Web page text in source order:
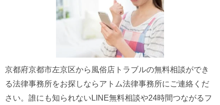
京都府京都市左京区から風俗店トラブルの無料相談ができ
る法律事務所をお探しならアトム法律事務所にご連絡くだ
さい。誰にも知られないLINE無料相談や24時間つながるフ